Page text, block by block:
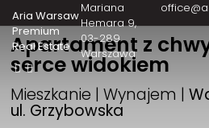
Aria Warsaw
Premium
Real Estate
Mariana
Hemara 9
03-289
Warszawa
Apartament z
serce widokiem
Mieszkanie | Wynajem |
ul. Grzybowska